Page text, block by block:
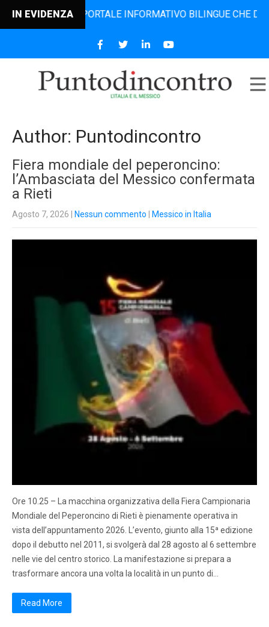
IN EVIDENZA
IL PORTALE INFORMATIVO BILINGUE CHE DAL 2006
Author: Puntodincontro
Fiera mondiale del peperoncino:
l’Ambasciata del Messico confermata
a Rieti
Agosto 7, 2026 Nessun commento Messico in Italia
Ore 10.25 – La macchina organizzativa della Fiera Campionaria
Mondiale del Peperoncino di Rieti è pienamente operativa in
vista dell’appuntamento 2026. L’evento, giunto alla 15ª edizione
dopo il debutto nel 2011, si svolgerà dal 28 agosto al 6 settembre
nelle vie del centro storico. La manifestazione si prepara a
trasformare ancora una volta la località in un punto di…
Read More